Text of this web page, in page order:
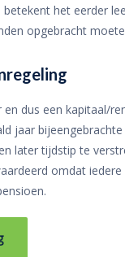
het eerder
opgebracht
dus een kapitaal/
jaar
later tijdstip te
omdat